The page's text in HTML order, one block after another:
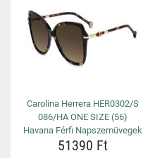
Carolina Herrera HER0302/S
086/HA ONE SIZE (56)
Havana Férfi Napszemüvegek
51390 Ft